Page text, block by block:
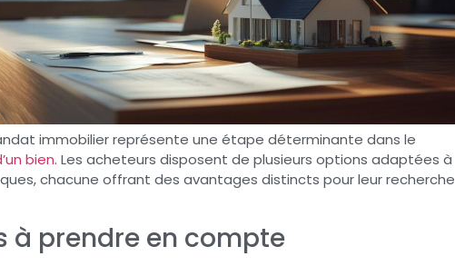
immobilier représente une étape déterminante dans le
bien. Les acheteurs disposent de plusieurs options adaptées à
chacune offrant des avantages distincts pour leur recherche
à prendre en compte